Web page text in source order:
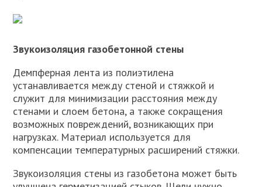
Звукоизоляция газобетонной стены
Демпферная лента из полиэтилена
устанавливается между стеной и стяжкой и
служит для минимизации расстояния между
стенами и слоем бетона, а также сокращения
возможных повреждений, возникающих при
нагрузках. Материал используется для
компенсации температурных расширений стяжки.
Звукоизоляция стены из газобетона может быть